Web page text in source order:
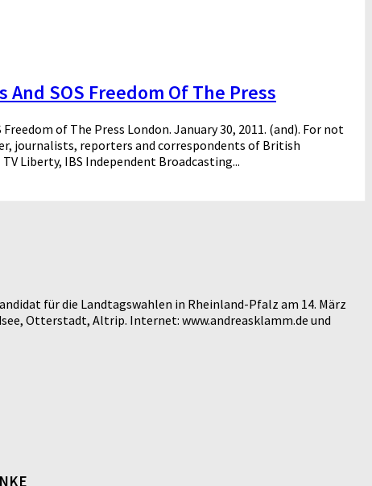
And SOS Freedom Of The Press
Freedom of The Press London. January 30, 2011. (and). For not
journalists, reporters and correspondents of British
Liberty, IBS Independent Broadcasting...
für die Landtagswahlen in Rheinland-Pfalz am 14. März
Otterstadt, Altrip. Internet: www.andreasklamm.de und